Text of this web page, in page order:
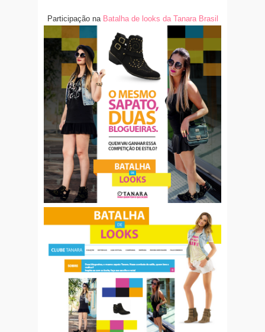
Participação na Batalha de looks da Tanara Brasil